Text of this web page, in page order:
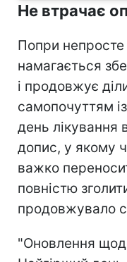
Не втрачає
Попри непросте
намагається
і продовжує
самопочуттям
день лікування
допис, у якому
важко
повністю
продовжувало
"Оновлення